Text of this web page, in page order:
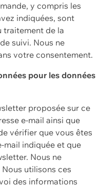
y compris les
indiquées, sont
traitement de la
suivi. Nous ne
votre consentement.
pour les données
proposée sur ce
e-mail ainsi que
vérifier que vous êtes
mail indiquée et que
Nous ne
utilisons ces
des informations